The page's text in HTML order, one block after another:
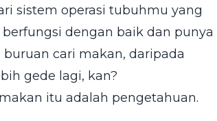
sistem operasi tubuhmu yang
dengan baik dan punya
cari makan, daripada
gede lagi, kan?
itu adalah pengetahuan.